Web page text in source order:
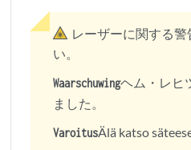
レーザーに関する警
い。
Waarschuwingヘム・レヒ
ました。
VaroitusÄlä katso